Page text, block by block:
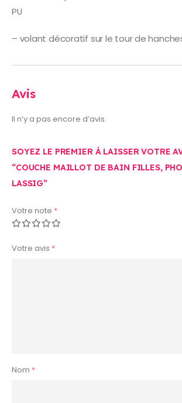
PU
– volant décoratif sur le tour de
Avis
Il n’y a pas encore d’avis.
SOYEZ LE PREMIER À LAISSER VOTRE
“COUCHE MAILLOT DE BAIN FILLES,
LASSIG”
Votre note *
Votre avis *
Nom *